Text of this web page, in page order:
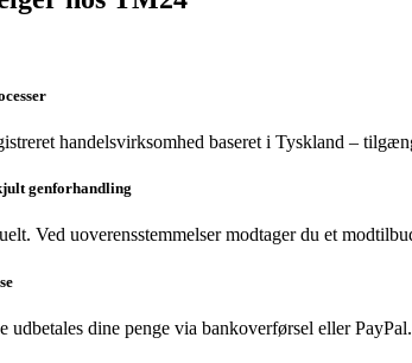
handelsvirksomhed baseret i Tyskland –
genforhandling
Ved uoverensstemmelser modtager du et
dine penge via bankoverførsel eller PayPal.